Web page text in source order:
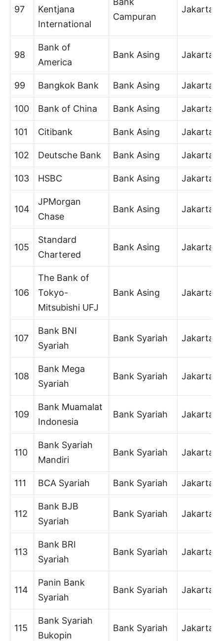
97
Kentjana
International
Campuran
Jakarta
98
Bank of
America
Bank Asing Jakarta
99 Bangkok Bank Bank Asing Jakarta
100 Bank of China Bank Asing Jakarta
101 Citibank Bank Asing Jakarta
102 Deutsche Bank Bank Asing Jakarta
103 HSBC Bank Asing Jakarta
104
JPMorgan
Chase
Bank Asing Jakarta
105
Standard
Chartered
Bank Asing Jakarta
106
The Bank of
Tokyo-
Mitsubishi UFJ
Bank Asing Jakarta
107
Bank BNI
Syariah
Bank Syariah Jakarta
108
Bank Mega
Syariah
Bank Syariah Jakarta
109
Bank Muamalat
Indonesia
Bank Syariah Jakarta
110
Bank Syariah
Mandiri
Bank Syariah Jakarta
111 BCA Syariah Bank Syariah Jakarta
112
Bank BJB
Syariah
Bank Syariah Jakarta
113
Bank BRI
Syariah
Bank Syariah Jakarta
114
Panin Bank
Syariah
Bank Syariah Jakarta
115
Bank Syariah
Bukopin
Bank Syariah Jakarta